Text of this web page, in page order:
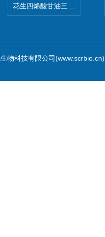
花生四烯酸甘油三酯(顺式-
物科技有限公司